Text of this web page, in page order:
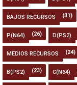
BAJOS RECURSOS (31)
P(N64) (26) D(PS2)
MEDIOS RECURSOS (24)
B(PS2) (23) C(N64)